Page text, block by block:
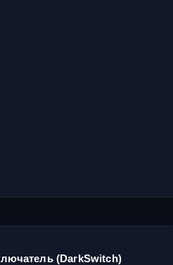
(DarkSwitch)